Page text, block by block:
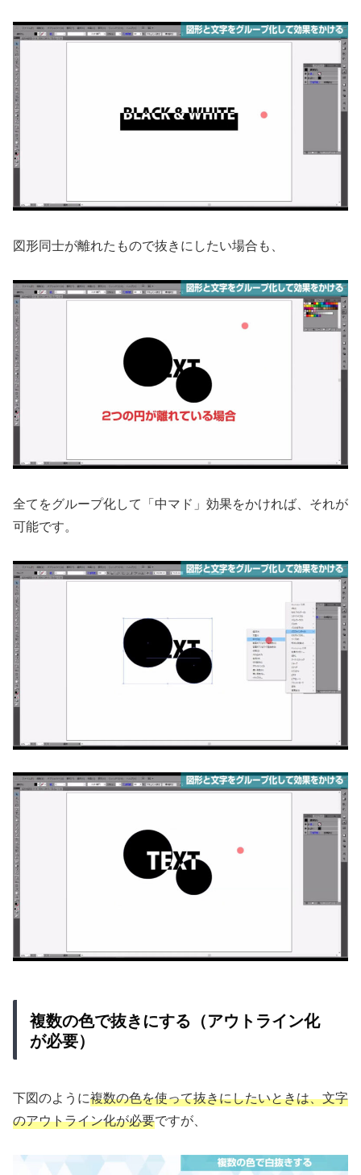
図形同士が離れたもので抜きにしたい場合も、
全てをグループ化して「中マド」効果をかければ、それが
可能です。
複数の色で抜きにする（アウトライン化
が必要）
下図のように複数の色を使って抜きにしたいときは、文字
のアウトライン化が必要ですが、